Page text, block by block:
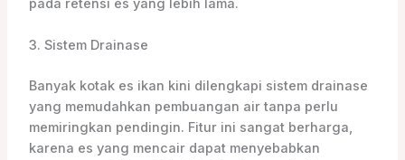
pada retensi es yang lebih lama.
3. Sistem Drainase
Banyak kotak es ikan kini dilengkapi sistem drainase
yang memudahkan pembuangan air tanpa perlu
memiringkan pendingin. Fitur ini sangat berharga,
karena es yang mencair dapat menyebabkan